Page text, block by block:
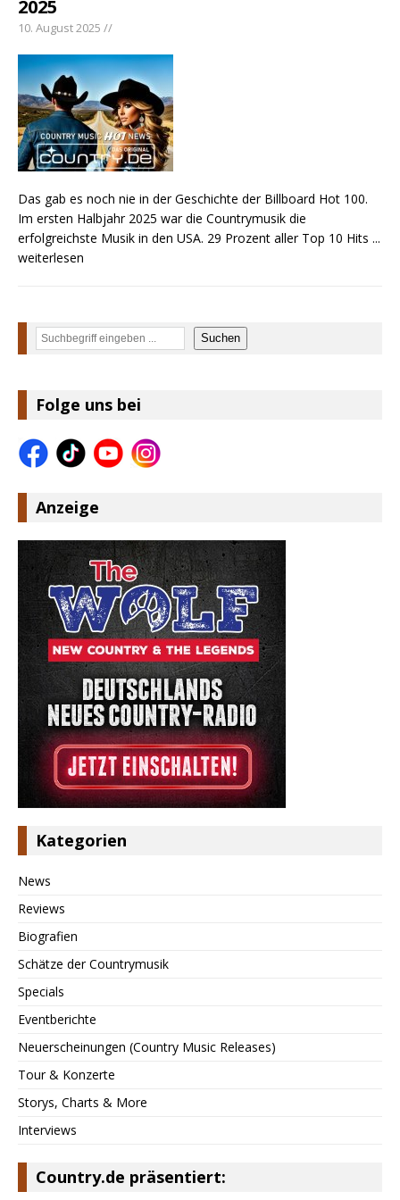
Parton, Bill Anderson und Shaboozey im Fokus
Chris Johnson & The Hollywood Hillbillies
kündigen neues Album mit „Better Days
Ahead“ an
Danke für Euer Vertrauen: Country.de erreicht
täglich rund 10.000 Leser
2025
10. August 2025 //
Das gab es noch nie in der Geschichte der Billboard Hot 100.
Im ersten Halbjahr 2025 war die Countrymusik die
erfolgreichste Musik in den USA. 29 Prozent aller Top 10 Hits ...
weiterlesen
Suchen Suchen
Folge uns bei
Anzeige
Kategorien
News
Reviews
Biografien
Schätze der Countrymusik
Specials
Eventberichte
Neuerscheinungen (Country Music Releases)
Tour & Konzerte
Storys, Charts & More
Interviews
Country.de präsentiert: